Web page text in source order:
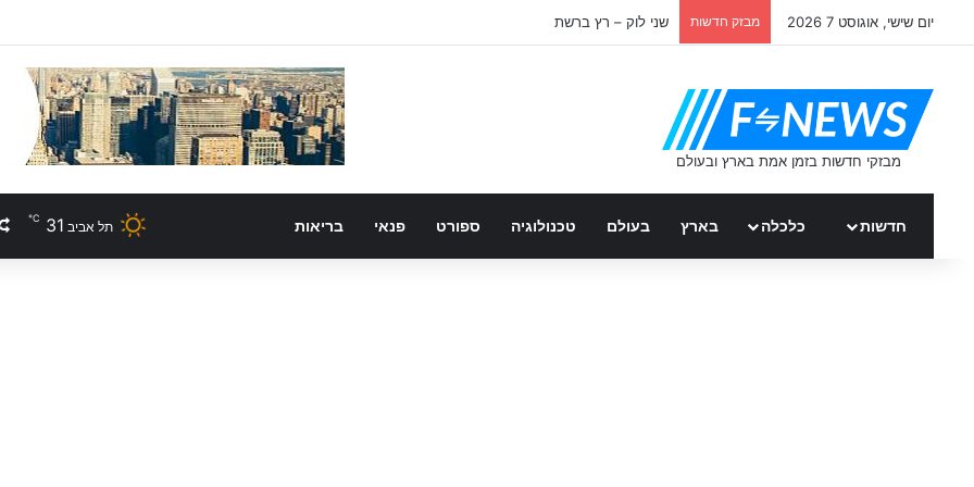
יום שישי, אוגוסט 7 2026 מבזק חדשות מבזק חדשות: פשע
חדשות כלכלה בארץ בעולם טכנולוגיה ספורט פנאי בריאות תל אביב 31
℃